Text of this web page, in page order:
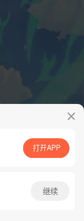
App免费看
打开APP
继续